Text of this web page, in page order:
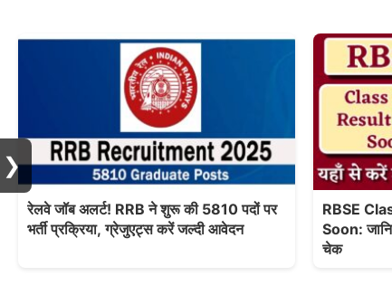
रेलवे जॉब अलर्ट! RRB ने शुरू की 5810 पदों पर
भर्ती प्रक्रिया, ग्रेजुएट्स करें जल्दी आवेदन
RBSE
Soon:
चेक
❯